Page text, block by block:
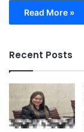
Read More »
Recent Posts